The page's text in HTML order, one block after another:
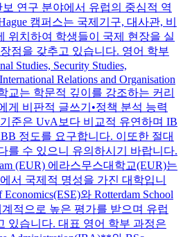
연구 분야에서 유럽의 중심적 역
캠퍼스는 국제기구, 대사관, 비
위치하여 학생들이 국제 현장을 실
점을 갖추고 있습니다. 영어 학부
Studies, Security Studies,
Relations and Organisation
교는 학문적 깊이를 강조하는 커리
게 비판적 글쓰기•정책 분석 능력
준은 UvA보다 비교적 유연하며 IB
정도를 요구합니다. 이또한 절대
를 수 있으니 유의하시기 바랍니다.
(EUR) 에라스무스대학교(EUR)는
서 국제적 명성을 가진 대학입니
와 Rotterdam School
계적으로 높은 평가를 받으며 유럽
있습니다. 대표 영어 학부 과정은